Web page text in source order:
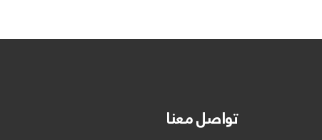
تواصل معنا